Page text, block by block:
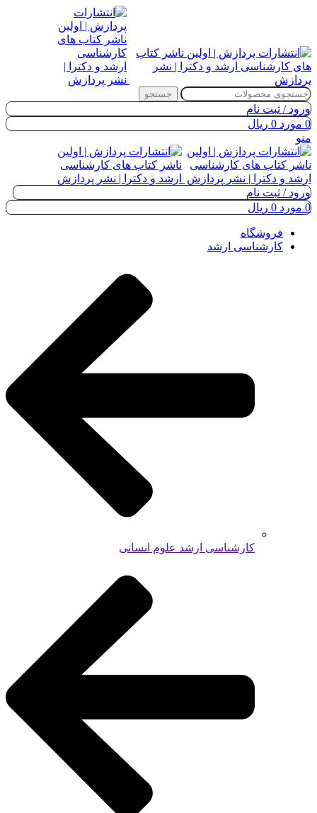
جستجو
ورود / ثبت نام
0 مورد 0 ریال
منو
ورود / ثبت نام
0 مورد 0 ریال
فروشگاه
کارشناسی ارشد
کارشناسی ارشد علوم انسانی